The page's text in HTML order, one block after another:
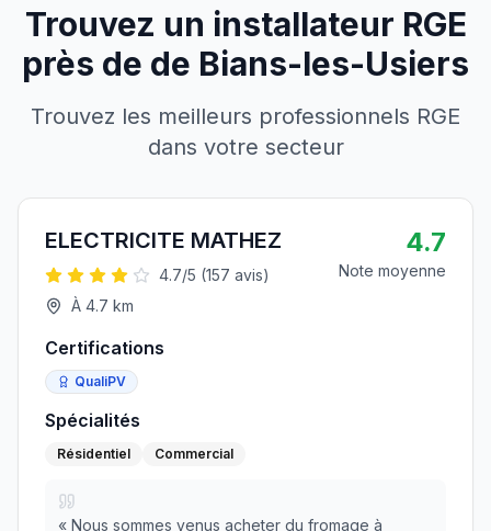
Trouvez un installateur RGE
près de de Bians-les-Usiers
Trouvez les meilleurs professionnels RGE
dans votre secteur
ELECTRICITE MATHEZ
4.7/5 (157 avis)
À 4.7 km
4.7
Note moyenne
Certifications
QualiPV
Spécialités
Résidentiel Commercial
« Nous sommes venus acheter du fromage à